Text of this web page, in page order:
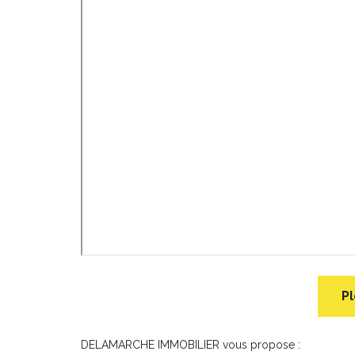
DELAMARCHE IMMOBILIER vous propose :